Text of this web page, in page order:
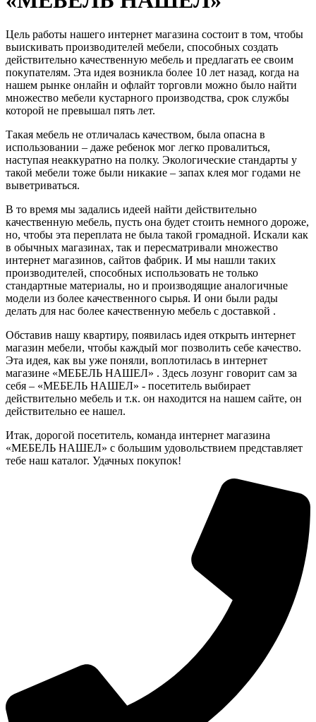
Цель работы нашего интернет магазина состоит в том, чтобы
выискивать производителей мебели, способных создать
действительно качественную мебель и предлагать ее своим
покупателям. Эта идея возникла более 10 лет назад, когда на
нашем рынке онлайн и офлайт торговли можно было найти
множество мебели кустарного производства, срок службы
которой не превышал пять лет.
Такая мебель не отличалась качеством, была опасна в
использовании – даже ребенок мог легко провалиться,
наступая неаккуратно на полку. Экологические стандарты у
такой мебели тоже были никакие – запах клея мог годами не
выветриваться.
В то время мы задались идеей найти действительно
качественную мебель, пусть она будет стоить немного дороже,
но, чтобы эта переплата не была такой громадной. Искали как
в обычных магазинах, так и пересматривали множество
интернет магазинов, сайтов фабрик. И мы нашли таких
производителей, способных использовать не только
стандартные материалы, но и производящие аналогичные
модели из более качественного сырья. И они были рады
делать для нас более качественную мебель с доставкой .
Обставив нашу квартиру, появилась идея открыть интернет
магазин мебели, чтобы каждый мог позволить себе качество.
Эта идея, как вы уже поняли, воплотилась в интернет
магазине «МЕБЕЛЬ НАШЕЛ» . Здесь лозунг говорит сам за
себя – «МЕБЕЛЬ НАШЕЛ» - посетитель выбирает
действительно мебель и т.к. он находится на нашем сайте, он
действительно ее нашел.
Итак, дорогой посетитель, команда интернет магазина
«МЕБЕЛЬ НАШЕЛ» с большим удовольствием представляет
тебе наш каталог. Удачных покупок!